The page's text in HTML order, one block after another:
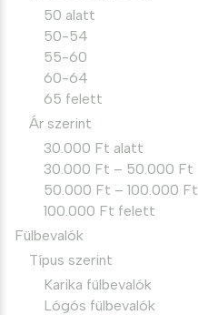
50 alatt
50-54
55-60
60-64
65 felett
Ár szerint
30.000 Ft alatt
30.000 Ft – 50.000 Ft
50.000 Ft – 100.000 Ft
100.000 Ft felett
Fülbevalók
Típus szerint
Karika fülbevalók
Lógós fülbevalók